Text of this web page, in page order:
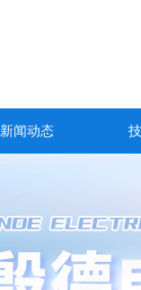
新闻动态